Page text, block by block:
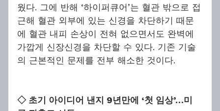
웠다. 그에 반해 ‘하이퍼큐어’는 혈관 밖으로 접
근해 혈관 외부에 있는 신경을 차단하기 때문
에 혈관 내피 손상이 전혀 없으면서도 완벽에
가깝게 신장신경을 차단할 수 있다. 기존 기술
의 근본적인 문제를 전부 해소한 것이다.
◇ 초기 아이디어 낸지 9년만에 ‘첫 임상’…미